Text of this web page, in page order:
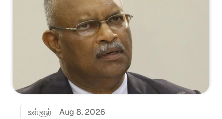
உள்ளூர் Aug 8, 2026